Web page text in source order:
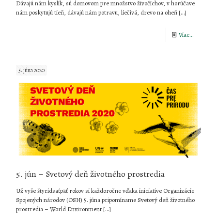
Dávajú nám kyslík, sú domovom pre množstvo živočíchov, v horúčave
nám poskytujú tieň, dávajú nám potravu, liečivá, drevo na oheň […]
Viac...
5. júna 2020
5. jún – Svetový deň životného prostredia
Už vyše štyridsaťpäť rokov si každoročne vďaka iniciatíve Organizácie
Spojených národov (OSN) 5. júna pripomíname Svetový deň životného
prostredia – World Environment […]